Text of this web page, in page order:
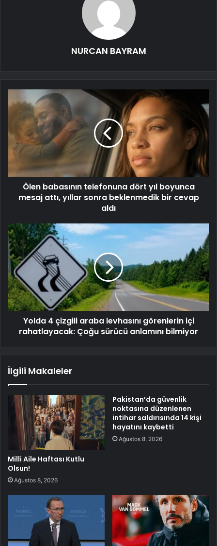
NURCAN BAYRAM
Ölen babasının telefonuna dört yıl boyunca
mesaj attı, yıllar sonra beklenmedik bir cevap
aldı
Yolda 4 çizgili araba levhasını görenlerin içi
rahatlayacak: Çoğu sürücü anlamını bilmiyor
İlgili Makaleler
Milli Aile Haftası Kutlu
Olsun!
Ağustos 8, 2026
Pakistan’da güvenlik
noktasına düzenlenen
intihar saldırısında 14 kişi
hayatını kaybetti
Ağustos 8, 2026